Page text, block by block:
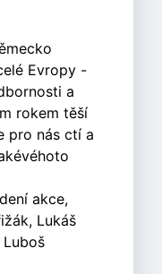
Evropy -
a
rokem těší
pro nás ctí a
akce,
Lukáš